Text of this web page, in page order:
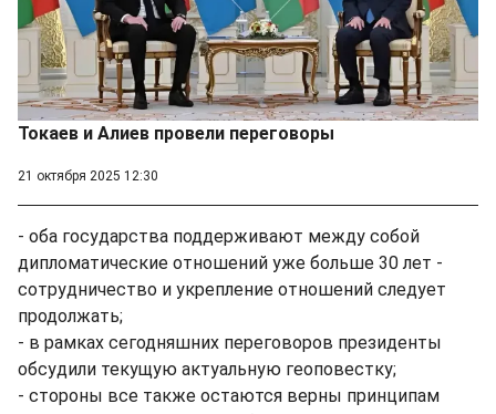
Токаев и Алиев провели переговоры
21 октября 2025 12:30
- оба государства поддерживают между собой
дипломатические отношений уже больше 30 лет -
сотрудничество и укрепление отношений следует
продолжать;
- в рамках сегодняшних переговоров президенты
обсудили текущую актуальную геоповестку;
- стороны все также остаются верны принципам